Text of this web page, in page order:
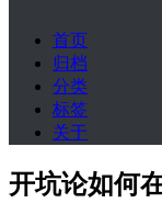
首页
归档
分类
标签
关于
开坑论如何